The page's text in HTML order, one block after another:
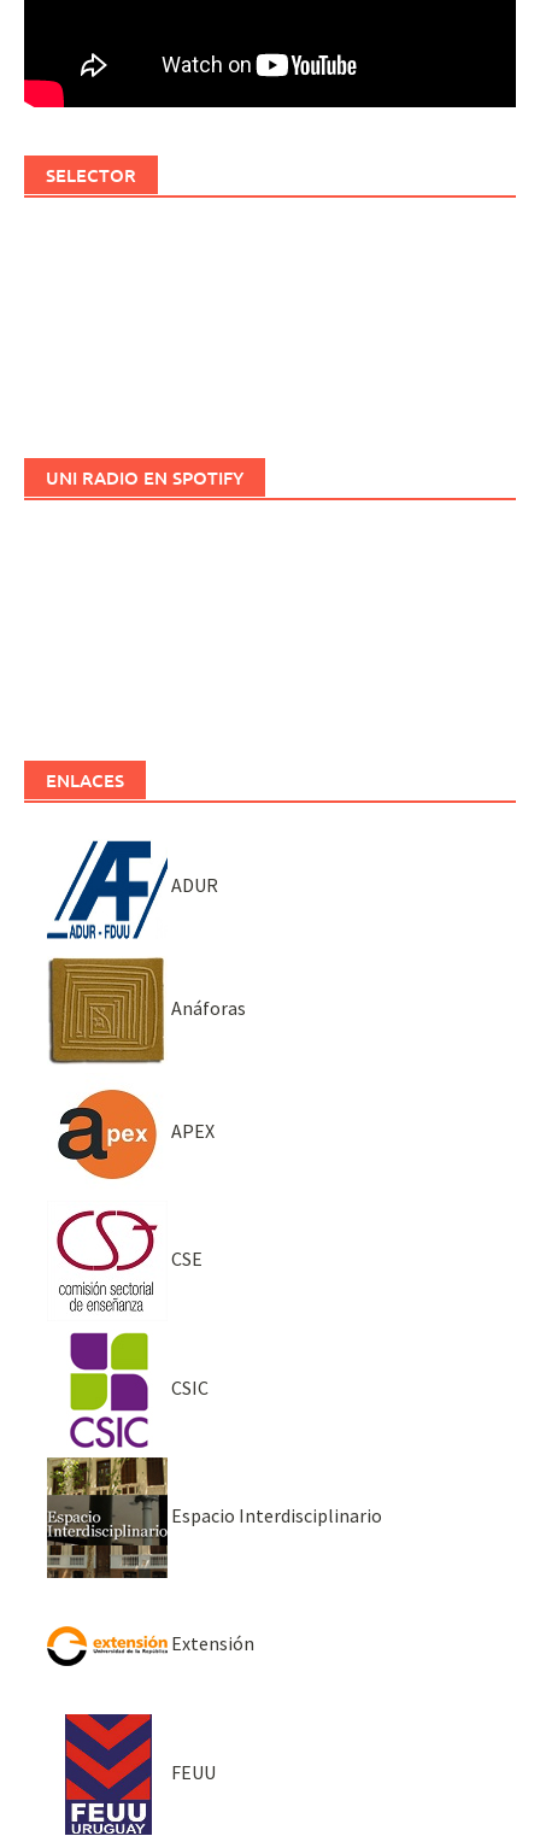
SELECTOR
UNI RADIO EN SPOTIFY
ENLACES
ADUR
Anáforas
APEX
CSE
CSIC
Espacio Interdisciplinario
Extensión
FEUU